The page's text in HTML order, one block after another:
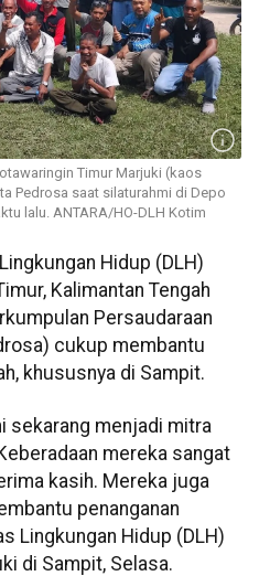
Timur Marjuki (kaos
Pedrosa saat silaturahmi di Depo
lalu. ANTARA/HO-DLH Kotim
Hidup (DLH)
Kalimantan Tengah
Persaudaraan
cukup membantu
khususnya di Sampit.
sekarang menjadi mitra
mereka sangat
kasih. Mereka juga
penanganan
Lingkungan Hidup (DLH)
di Sampit, Selasa.